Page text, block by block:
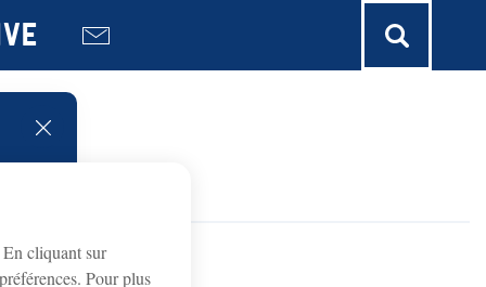
cliquant sur
Pour plus
fermer l'alerte